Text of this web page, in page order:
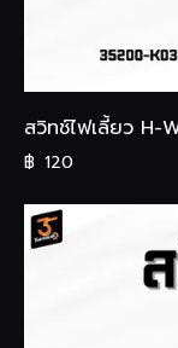
สวิทช์ไฟเลี้ยว H-
฿ 120